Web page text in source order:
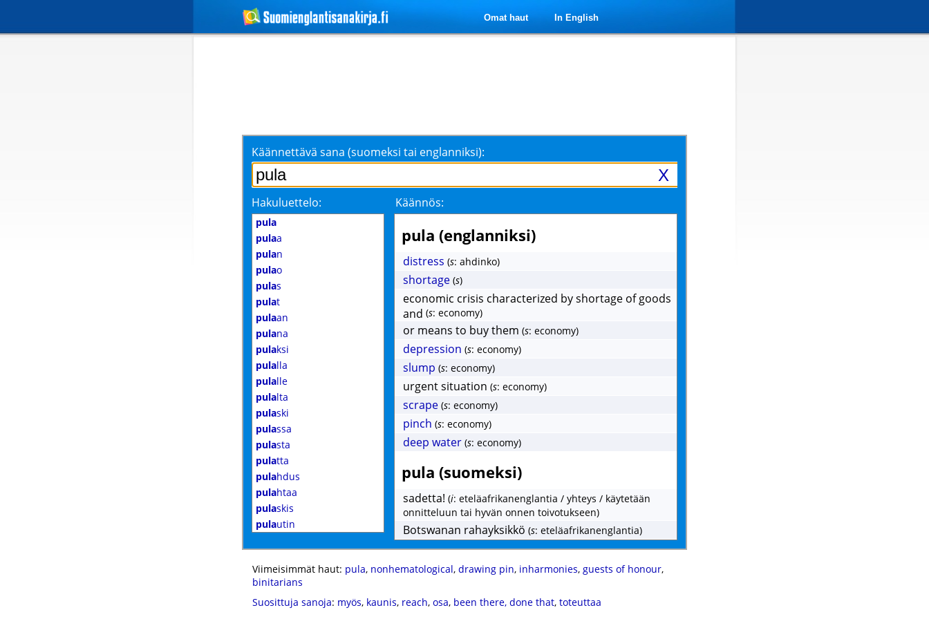
Omat haut In English
Käännettävä sana (suomeksi tai englanniksi):
X
Hakuluettelo: Käännös:
pula
pulaa
pulan
pulao
pulas
pulat
pulaan
pulana
pulaksi
pulalla
pulalle
pulalta
pulaski
pulassa
pulasta
pulatta
pulahdus
pulahtaa
pulaskis
pulautin
pula (englanniksi)
distress (s: ahdinko)
shortage (s)
economic crisis characterized by shortage of goods
and (s: economy)
or means to buy them (s: economy)
depression (s: economy)
slump (s: economy)
urgent situation (s: economy)
scrape (s: economy)
pinch (s: economy)
deep water (s: economy)
pula (suomeksi)
sadetta! (i: eteläafrikanenglantia / yhteys / käytetään
onnitteluun tai hyvän onnen toivotukseen)
Botswanan rahayksikkö (s: eteläafrikanenglantia)
Viimeisimmät haut: pula, nonhematological, drawing pin, inharmonies, guests of honour,
binitarians
Suosittuja sanoja: myös, kaunis, reach, osa, been there, done that, toteuttaa